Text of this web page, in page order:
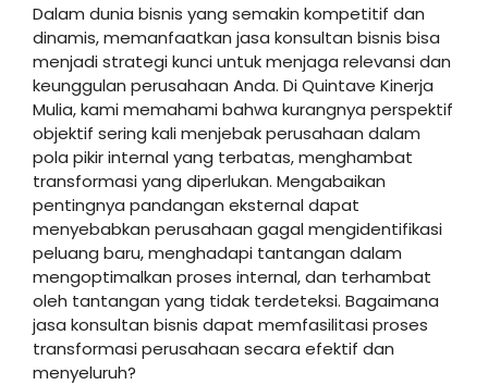
Dalam dunia bisnis yang semakin kompetitif dan
dinamis, memanfaatkan jasa konsultan bisnis bisa
menjadi strategi kunci untuk menjaga relevansi dan
keunggulan perusahaan Anda. Di Quintave Kinerja
Mulia, kami memahami bahwa kurangnya perspektif
objektif sering kali menjebak perusahaan dalam
pola pikir internal yang terbatas, menghambat
transformasi yang diperlukan. Mengabaikan
pentingnya pandangan eksternal dapat
menyebabkan perusahaan gagal mengidentifikasi
peluang baru, menghadapi tantangan dalam
mengoptimalkan proses internal, dan terhambat
oleh tantangan yang tidak terdeteksi. Bagaimana
jasa konsultan bisnis dapat memfasilitasi proses
transformasi perusahaan secara efektif dan
menyeluruh?